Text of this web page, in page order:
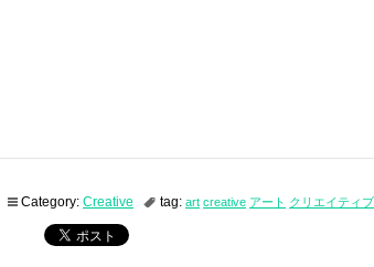
Category: Creative tag: art creative アート クリエイティブ